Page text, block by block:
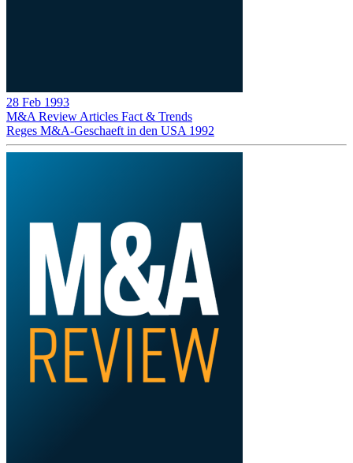
28 Feb 1993
M&A Review Articles Fact & Trends
Reges M&A-Geschaeft in den USA 1992